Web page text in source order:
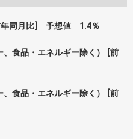
年同月比] 予想値 1.4％
食品・エネルギー除く） [前
食品・エネルギー除く） [前